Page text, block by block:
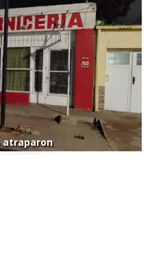
atraparon